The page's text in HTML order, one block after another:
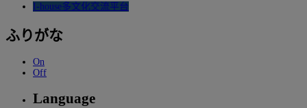
I-house多文化交流平台
ふりがな
On
Off
Language